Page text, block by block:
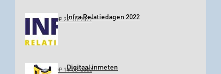
GEPLAATST OP 26-10-2022Infra Relatiedagen 2022
GEPLAATST OP 11-03-2022Digitaal inmeten